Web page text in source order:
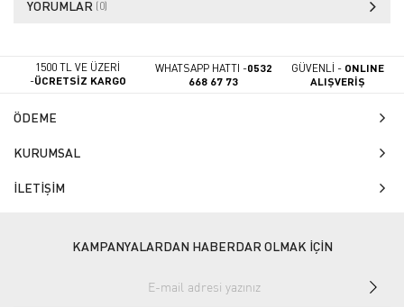
YORUMLAR (0)
1500 TL VE ÜZERİ
-ÜCRETSİZ KARGO
WHATSAPP HATTI -0532
668 67 73
GÜVENLİ - ONLINE
ALIŞVERİŞ
ÖDEME
KURUMSAL
İLETİŞİM
KAMPANYALARDAN HABERDAR OLMAK İÇİN